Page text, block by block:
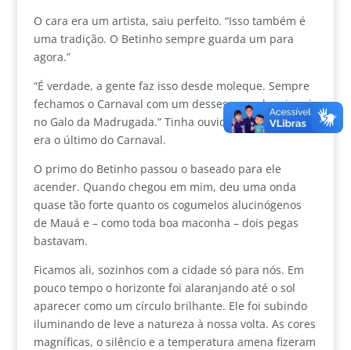
O cara era um artista, saiu perfeito. “Isso também é
uma tradição. O Betinho sempre guarda um para
agora.”
“É verdade, a gente faz isso desde moleque. Sempre
fechamos o Carnaval com um desses para depois sair
no Galo da Madrugada.” Tinha ouvido falar no bloco,
era o último do Carnaval.
O primo do Betinho passou o baseado para ele
acender. Quando chegou em mim, deu uma onda
quase tão forte quanto os cogumelos alucinógenos
de Mauá e – como toda boa maconha – dois pegas
bastavam.
Ficamos ali, sozinhos com a cidade só para nós. Em
pouco tempo o horizonte foi alaranjando até o sol
aparecer como um círculo brilhante. Ele foi subindo
iluminando de leve a natureza à nossa volta. As cores
magníficas, o silêncio e a temperatura amena fizeram